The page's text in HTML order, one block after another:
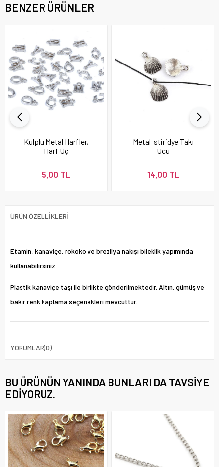
BENZER ÜRÜNLER
Kulplu Metal Harfler,
Harf Uç
5,00 TL
Metal İstiridye Takı
Ucu
14,00 TL
ÜRÜN ÖZELLIKLERI
Etamin, kanaviçe, rokoko ve brezilya nakışı bileklik yapımında
kullanabilirsiniz.
Plastik kanaviçe taşı ile birlikte gönderilmektedir. Altın, gümüş ve
bakır renk kaplama seçenekleri mevcuttur.
YORUMLAR(0)
BU ÜRÜNÜN YANINDA BUNLARI DA TAVSIYE
EDIYORUZ.